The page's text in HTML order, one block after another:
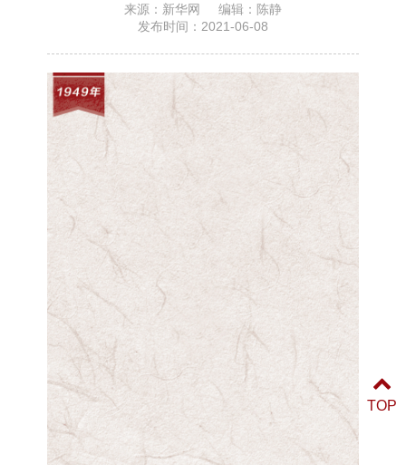
来源：新华网
编辑：陈静
发布时间：2021-06-08
TOP